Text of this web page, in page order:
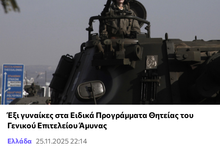
Έξι γυναίκες στα Ειδικά Προγράμματα Θητείας του
Γενικού Επιτελείου Άμυνας
Ελλάδα 25.11.2025 22:14